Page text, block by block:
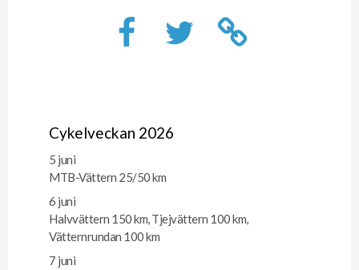
Cykelveckan 2026
5 juni
MTB-Vättern 25/50 km
6 juni
Halvvättern 150 km, Tjejvättern 100 km,
Vätternrundan 100 km
7 juni